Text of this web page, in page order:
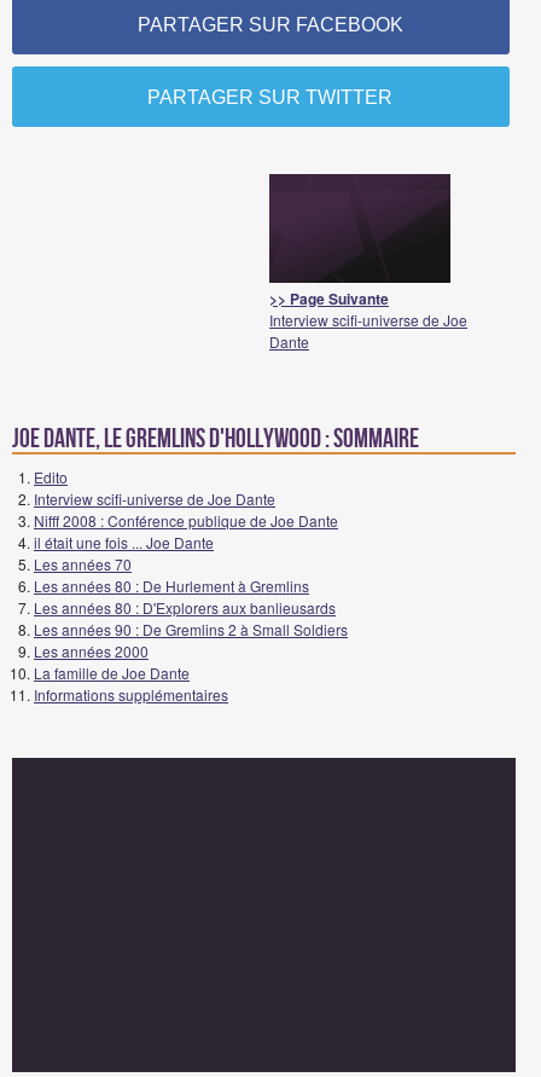
PARTAGER SUR FACEBOOK
PARTAGER SUR TWITTER
>> Page Suivante
Interview scifi-universe de Joe
Dante
Joe Dante, le Gremlins d'Hollywood : Sommaire
Edito
Interview scifi-universe de Joe Dante
Nifff 2008 : Conférence publique de Joe Dante
il était une fois ... Joe Dante
Les années 70
Les années 80 : De Hurlement à Gremlins
Les années 80 : D'Explorers aux banlieusards
Les années 90 : De Gremlins 2 à Small Soldiers
Les années 2000
La famille de Joe Dante
Informations supplémentaires